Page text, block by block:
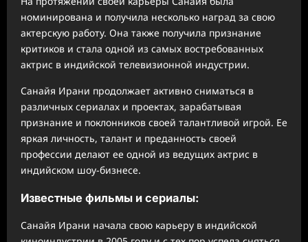
номинирована и получила несколько наград за свою
актерскую работу. Она также получила признание
критиков и стала одной из самых востребованных
актрис в индийской телевизионной индустрии.
Санайя Ирани продолжает активно сниматься в
различных сериалах и проектах, зарабатывая
признание и поклонников своей талантливой игрой. Ее
яркая личность, талант и преданность своей
профессии делают ее одной из ведущих актрис в
индийском шоу-бизнесе.
Известные фильмы и сериалы:
Санайя Ирани начала свою карьеру в индийской